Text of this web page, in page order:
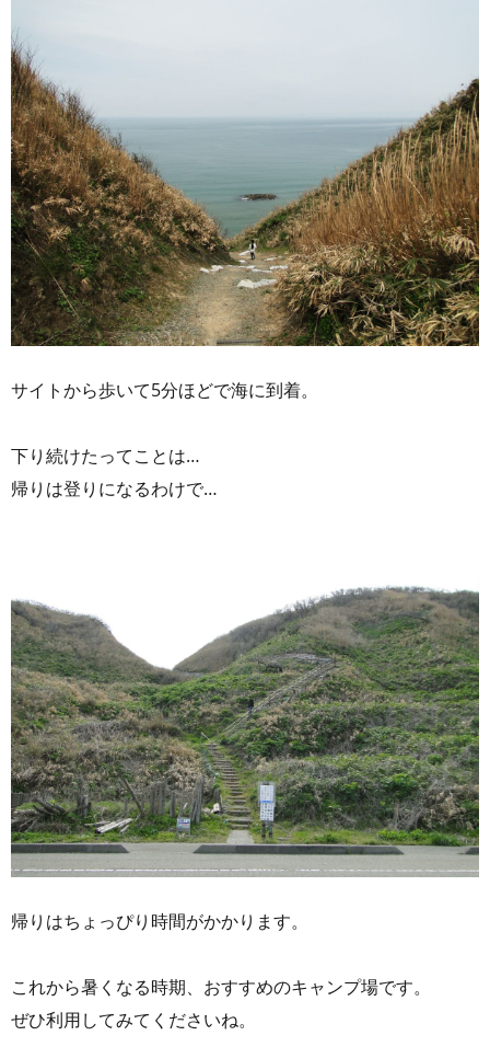
サイトから歩いて5分ほどで海に到着。
下り続けたってことは…
帰りは登りになるわけで…
帰りはちょっぴり時間がかかります。
これから暑くなる時期、おすすめのキャンプ場です。
ぜひ利用してみてくださいね。